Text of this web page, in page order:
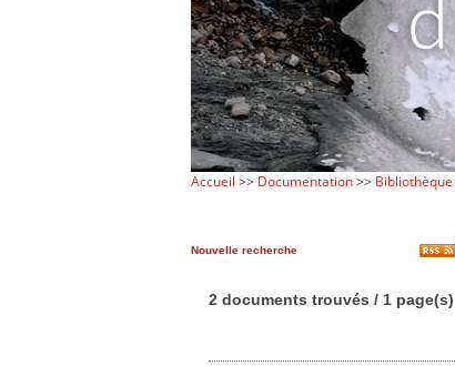
Accueil >> Documentation>> Bibliothèque
Nouvelle recherche
2 documents trouvés / 1 page(s)